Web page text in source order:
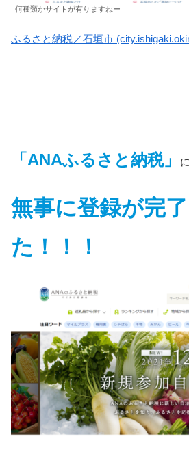
何種類かサイトが有りますねー
ふるさと納税／石垣市
「ANAふるさと納税」
無事に登録が完
た！！！